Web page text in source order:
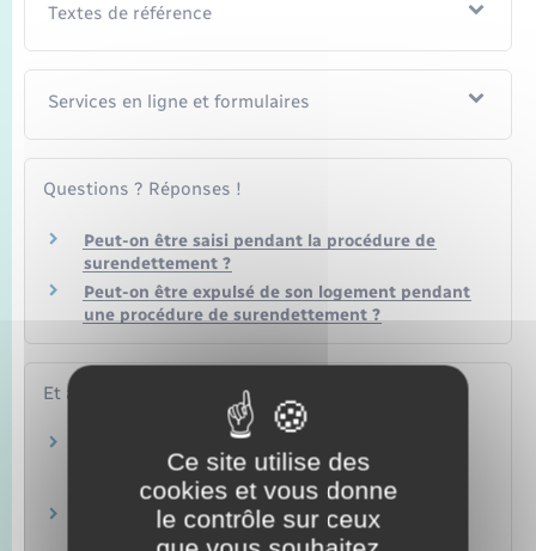
Textes de référence
Services en ligne et formulaires
Questions ? Réponses !
Peut-on être saisi pendant la procédure de
surendettement ?
Peut-on être expulsé de son logement pendant
une procédure de surendettement ?
Et aussi
Surendettement : rétablissement personnel
avec liquidation judiciaire
Argent – Impôts – Consommation
Fichier des incidents de remboursement des
crédits aux particuliers (FICP)
Ce site utilise des
cookies et vous donne
le contrôle sur ceux